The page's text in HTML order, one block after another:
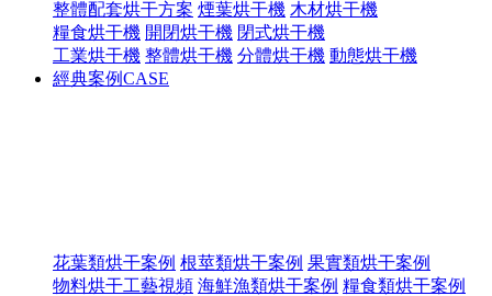
整體配套烘干方案 煙葉烘干機 木材烘干機
糧食烘干機 開閉烘干機 閉式烘干機
工業烘干機 整體烘干機 分體烘干機 動態烘干機
經典案例CASE
花葉類烘干案例 根莖類烘干案例 果實類烘干案例
物料烘干工藝視頻 海鮮漁類烘干案例 糧食類烘干案例